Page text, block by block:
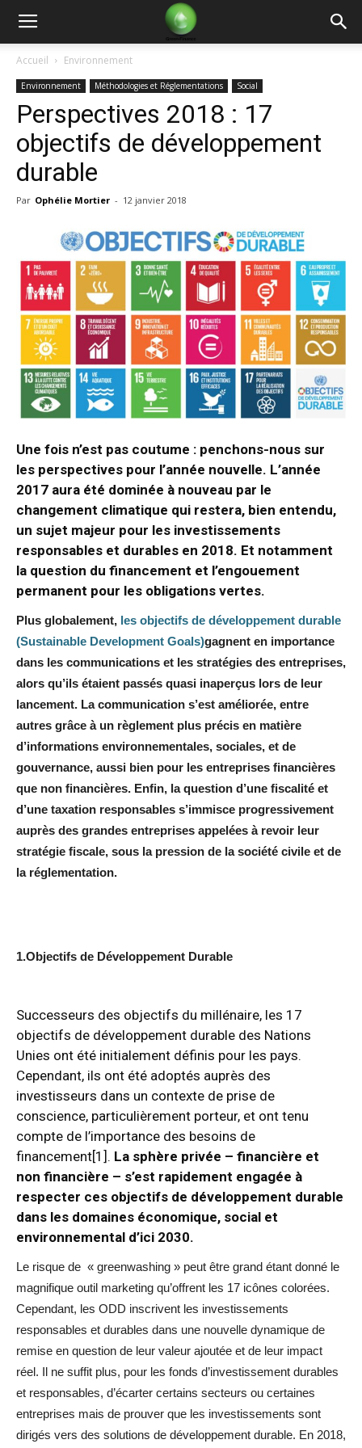
Green
Finance
Accueil Environnement
Environnement Méthodologies et Réglementations Social
Perspectives 2018 : 17
objectifs de développement
durable
Par Ophélie Mortier - 12 janvier 2018
Une fois n’est pas coutume : penchons-nous sur
les perspectives pour l’année nouvelle. L’année
2017 aura été dominée à nouveau par le
changement climatique qui restera, bien entendu,
un sujet majeur pour les investissements
responsables et durables en 2018. Et notamment
la question du financement et l’engouement
permanent pour les obligations vertes.
Plus globalement, les objectifs de développement durable
(Sustainable Development Goals)gagnent en importance
dans les communications et les stratégies des entreprises,
alors qu’ils étaient passés quasi inaperçus lors de leur
lancement. La communication s’est améliorée, entre
autres grâce à un règlement plus précis en matière
d’informations environnementales, sociales, et de
gouvernance, aussi bien pour les entreprises financières
que non financières. Enfin, la question d’une fiscalité et
d’une taxation responsables s’immisce progressivement
auprès des grandes entreprises appelées à revoir leur
stratégie fiscale, sous la pression de la société civile et de
la réglementation.
1.Objectifs de Développement Durable
Successeurs des objectifs du millénaire, les 17
objectifs de développement durable des Nations
Unies ont été initialement définis pour les pays.
Cependant, ils ont été adoptés auprès des
investisseurs dans un contexte de prise de
conscience, particulièrement porteur, et ont tenu
compte de l’importance des besoins de
financement[1] . La sphère privée – financière et
non financière – s’est rapidement engagée à
respecter ces objectifs de développement durable
dans les domaines économique, social et
environnemental d’ici 2030.
Le risque de « greenwashing » peut être grand étant donné le
magnifique outil marketing qu’offrent les 17 icônes colorées.
Cependant, les ODD inscrivent les investissements
responsables et durables dans une nouvelle dynamique de
remise en question de leur valeur ajoutée et de leur impact
réel. Il ne suffit plus, pour les fonds d’investissement durables
et responsables, d’écarter certains secteurs ou certaines
entreprises mais de prouver que les investissements sont
dirigés vers des solutions de développement durable. En 2018,